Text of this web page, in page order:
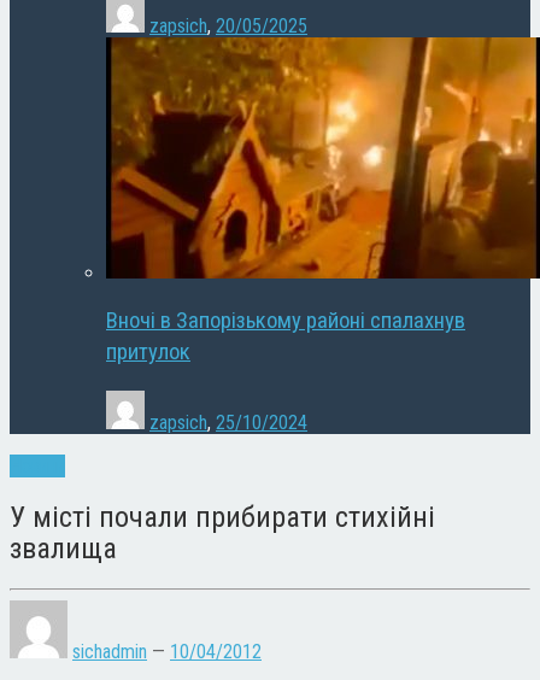
zapsich, 20/05/2025
Вночі в Запорізькому районі спалахнув
притулок
zapsich, 25/10/2024
У місті почали прибирати стихійні
звалища
sichadmin — 10/04/2012